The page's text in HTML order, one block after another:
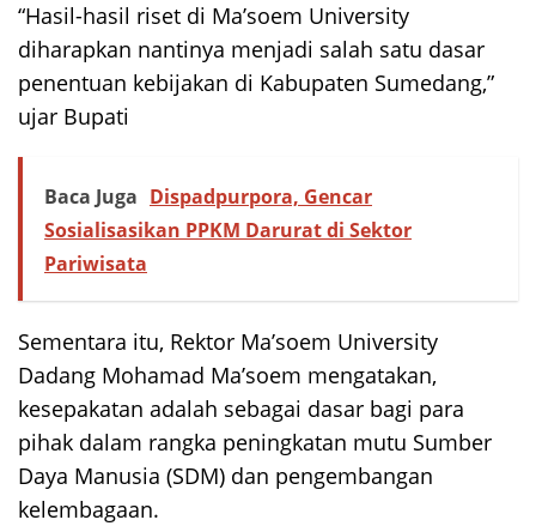
“Hasil-hasil riset di Ma’soem University
diharapkan nantinya menjadi salah satu dasar
penentuan kebijakan di Kabupaten Sumedang,”
ujar Bupati
Baca Juga Dispadpurpora, Gencar
Sosialisasikan PPKM Darurat di Sektor
Pariwisata
Sementara itu, Rektor Ma’soem University
Dadang Mohamad Ma’soem mengatakan,
kesepakatan adalah sebagai dasar bagi para
pihak dalam rangka peningkatan mutu Sumber
Daya Manusia (SDM) dan pengembangan
kelembagaan.